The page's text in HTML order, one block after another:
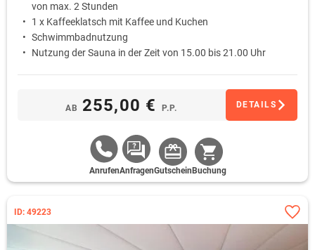
von max. 2 Stunden
1 x Kaffeeklatsch mit Kaffee und Kuchen
Schwimmbadnutzung
Nutzung der Sauna in der Zeit von 15.00 bis 21.00 Uhr
AB 255,00 € P.P. DETAILS
AnrufenAnfragenGutschein Buchung
ID: 49223